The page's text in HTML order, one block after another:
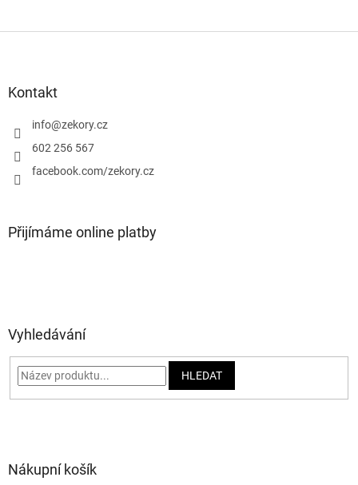
Kontakt
info@zekory.cz
602 256 567
facebook.com/zekory.cz
Přijímáme online platby
Vyhledávání
HLEDAT
Nákupní košík